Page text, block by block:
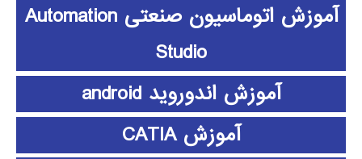
آموزش اتوماسیون صنعتی Automation
Studio
آموزش اندوروید android
آموزش CATIA